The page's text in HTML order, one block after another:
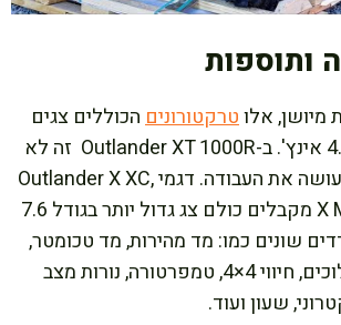
ותוספות
מיושן, אלוטרקטורוניםהכוללים צגים
דיגיטליים בגודל 4.5 אינץ'. ב-Outlander XT 1000R זה לא
צג צבעוני, אבל זה עושה את העבודה. דגמי Outlander X XC,
XT-P ו- X MR 1000R מקבלים כולם צג גדול יותר בגודל 7.6
שונים כמו: מד מהירות, מד טכומטר,
מד מרחק, מצב הילוכים, חיווי 4×4, טמפרטורה, נורות מצב
שעון ועוד.